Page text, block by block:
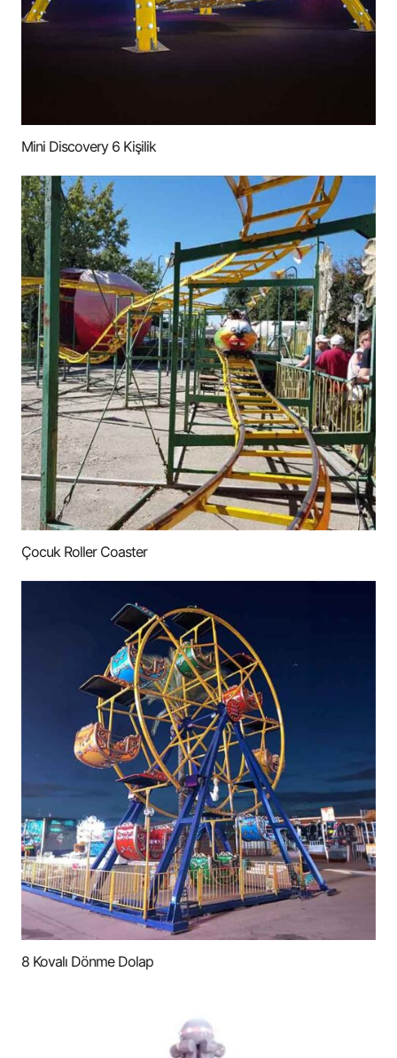
Mini Discovery 6 Kişilik
Çocuk Roller Coaster
8 Kovalı Dönme Dolap